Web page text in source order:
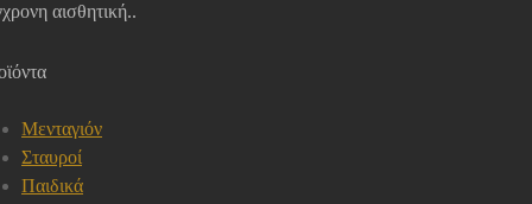
αισθητική..
Μενταγιόν
Σταυροί
Παιδικά